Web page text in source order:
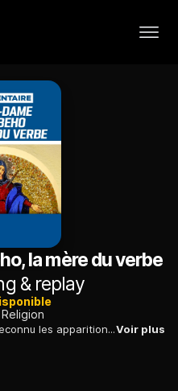
la mère du verbe
& replay
Religion
En 2001, l'Eglise a officiellement reconnu les apparitions mariales de Kibeho, au Rwanda. Aujourd'hui, les pères Pallotins s'efforcent d'en faire un centre une pèlerinage.Voir plus